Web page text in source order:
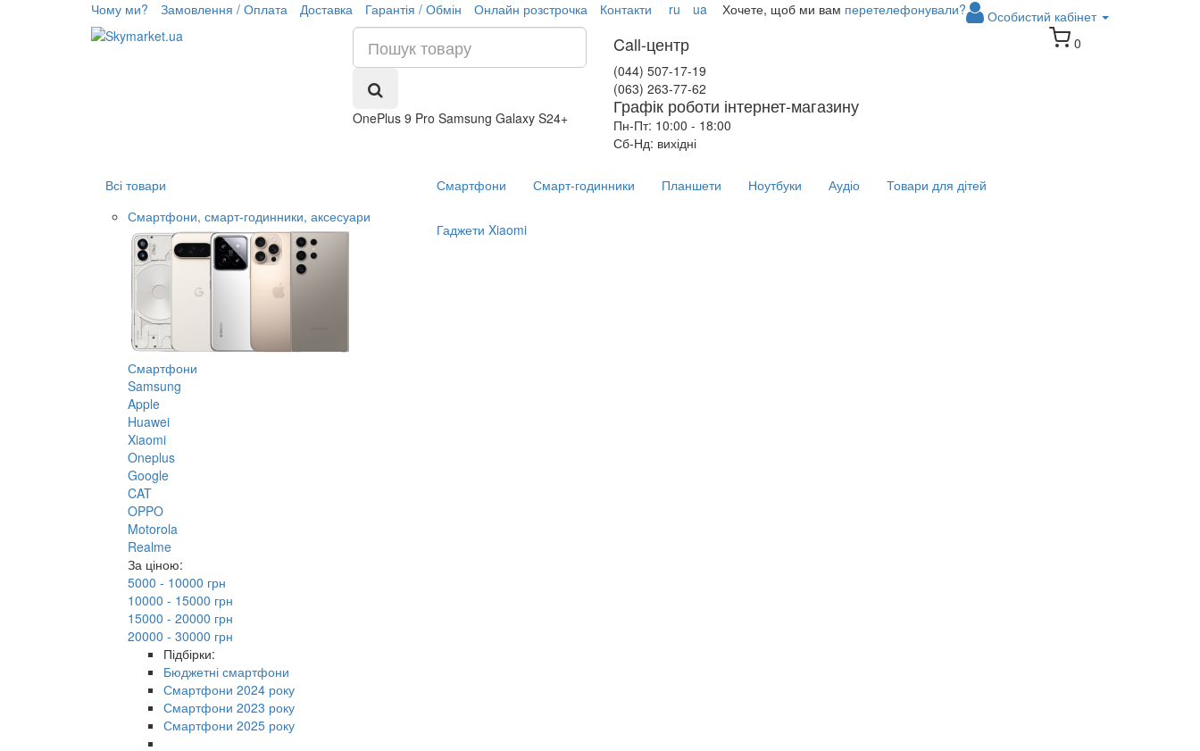
Чому ми? Замовлення / Оплата Доставка Гарантія / Обмін Онлайн розстрочка Контакти ru ua Особистий кабінет
Хочете, щоб ми вам перетелефонували?
OnePlus 9 Pro Samsung Galaxy S24+
Call-центр
(044) 507-17-19
(063) 263-77-62
Графік роботи інтернет-магазину
Пн-Пт: 10:00 - 18:00
Сб-Нд: вихідні
0
Всі товари
Смартфони, смарт-годинники, аксесуари
Смартфони
Samsung
Apple
Huawei
Xiaomi
Oneplus
Google
CAT
OPPO
Motorola
Realme
За ціною:
5000 - 10000 грн
10000 - 15000 грн
15000 - 20000 грн
20000 - 30000 грн
Підбірки:
Бюджетні смартфони
Смартфони 2024 року
Смартфони 2023 року
Смартфони 2025 року
Смартфони Смарт-годинники Планшети Ноутбуки Аудіо Товари для дітей
Гаджети Xiaomi